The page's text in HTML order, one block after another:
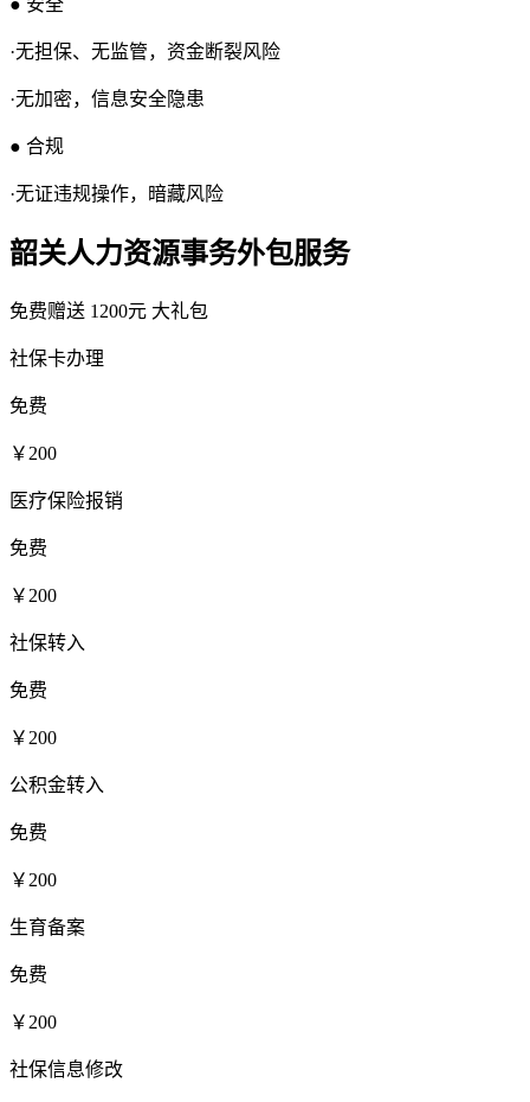
● 安全
·无担保、无监管，资金断裂风险
·无加密，信息安全隐患
● 合规
·无证违规操作，暗藏风险
韶关人力资源事务外包服务
免费赠送 1200元 大礼包
社保卡办理
免费
￥200
医疗保险报销
免费
￥200
社保转入
免费
￥200
公积金转入
免费
￥200
生育备案
免费
￥200
社保信息修改